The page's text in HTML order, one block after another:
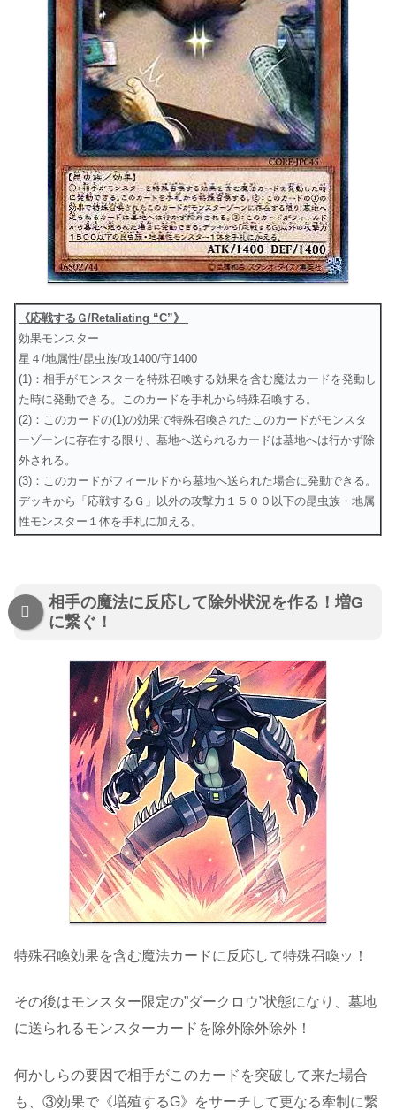
《応戦するＧ/Retaliating “C”》
効果モンスター
星４/地属性/昆虫族/攻1400/守1400
(1)：相手がモンスターを特殊召喚する効果を含む魔法カードを発動し
た時に発動できる。このカードを手札から特殊召喚する。
(2)：このカードの(1)の効果で特殊召喚されたこのカードがモンスタ
ーゾーンに存在する限り、墓地へ送られるカードは墓地へは行かず除
外される。
(3)：このカードがフィールドから墓地へ送られた場合に発動できる。
デッキから「応戦するＧ」以外の攻撃力１５００以下の昆虫族・地属
性モンスター１体を手札に加える。
相手の魔法に反応して除外状況を作る！増G
に繋ぐ！
特殊召喚効果を含む魔法カードに反応して特殊召喚ッ！
その後はモンスター限定の”ダークロウ”状態になり、墓地
に送られるモンスターカードを除外除外除外！
何かしらの要因で相手がこのカードを突破して来た場合
も、③効果で《増殖するG》をサーチして更なる牽制に繋